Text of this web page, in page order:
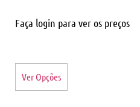
Faça login para ver os preços
Ver Opções